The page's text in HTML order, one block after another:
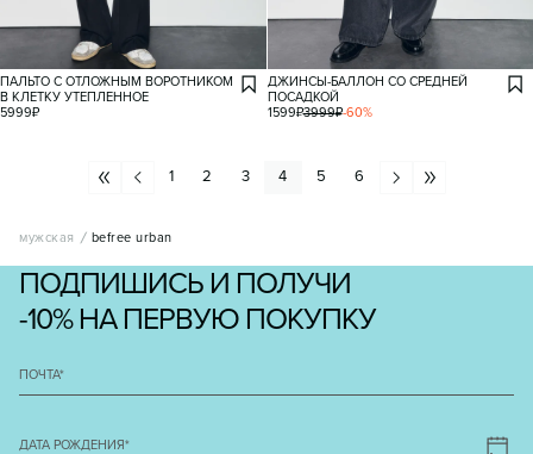
ПАЛЬТО С ОТЛОЖНЫМ ВОРОТНИКОМ
В КЛЕТКУ УТЕПЛЕННОЕ
5999₽
ДЖИНСЫ-БАЛЛОН СО СРЕДНЕЙ
ПОСАДКОЙ
1599₽3999₽-60%
1 2 3 4 5 6
мужская befree urban
ПОДПИШИСЬ И ПОЛУЧИ
-10% НА ПЕРВУЮ ПОКУПКУ
ПОЧТА*
ДАТА РОЖДЕНИЯ*